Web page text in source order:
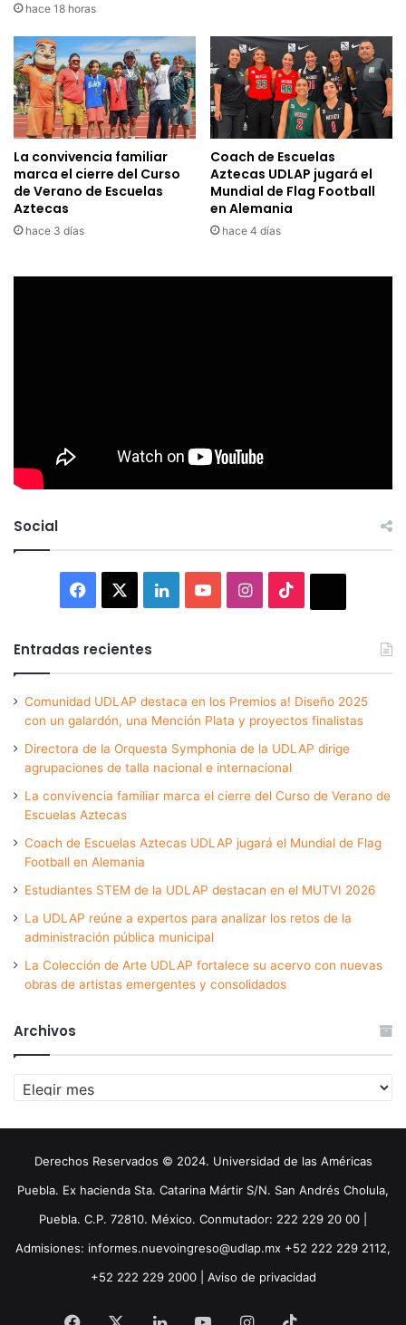
hace 18 horas
La convivencia familiar
marca el cierre del Curso
de Verano de Escuelas
Aztecas
hace 3 días
Coach de Escuelas
Aztecas UDLAP jugará el
Mundial de Flag Football
en Alemania
hace 4 días
Social
Facebook LinkedInYouTubeInstagram
Entradas recientes
Comunidad UDLAP destaca en los Premios a! Diseño 2025
con un galardón, una Mención Plata y proyectos finalistas
Directora de la Orquesta Symphonia de la UDLAP dirige
agrupaciones de talla nacional e internacional
La convivencia familiar marca el cierre del Curso de Verano de
Escuelas Aztecas
Coach de Escuelas Aztecas UDLAP jugará el Mundial de Flag
Football en Alemania
Estudiantes STEM de la UDLAP destacan en el MUTVI 2026
La UDLAP reúne a expertos para analizar los retos de la
administración pública municipal
La Colección de Arte UDLAP fortalece su acervo con nuevas
obras de artistas emergentes y consolidados
Archivos
Archivos
Derechos Reservados © 2024. Universidad de las Américas
Puebla. Ex hacienda Sta. Catarina Mártir S/N. San Andrés Cholula,
Puebla. C.P. 72810. México. Conmutador: 222 229 20 00 |
Admisiones: informes.nuevoingreso@udlap.mx +52 222 229 2112,
+52 222 229 2000 | Aviso de privacidad
Facebook LinkedInYouTubeInstagram